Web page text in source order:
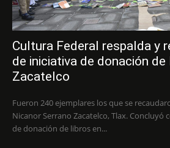
Cultura Federal respalda y
de iniciativa de donación de
Zacatelco
Fueron 240 ejemplares los que se
Nicanor Serrano Zacatelco, Tlax. Concluyó con gran éxito la campaña
de donación de libros en...